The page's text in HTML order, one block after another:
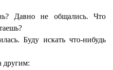
Давно не общались. Что
Буду искать что-нибудь
другим: